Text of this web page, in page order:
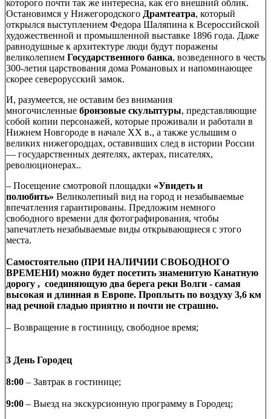
которого почти так же интересна, как его внешний облик.
Остановимся у Нижегородского Драмтеатра, который
открылся выступлением Федора Шаляпина к Всероссийской
художественной и промышленной выставке 1896 года. Даже
равнодушные к архитектуре люди будут поражены
великолепием Государственного банка, возведенного в честь
300-летия царствования дома Романовых и напоминающее
скорее северорусский замок.
И, разумеется, не оставим без внимания
многочисленные бронзовые скульптуры, представляющие
собой копии персонажей, которые проживали и работали в
Нижнем Новгороде в начале XX в., а также услышим о
великих нижегородцах, оставивших след в истории России
— государственных деятелях, актерах, писателях,
революционерах..
– Посещение смотровой площадки «Увидеть и
полюбить» Великолепный вид на город и незабываемые
впечатления гарантированы. Предложим немного
свободного времени для фотографирования, чтобы
запечатлеть незабываемые виды открывающиеся с этого
места.
Самостоятельно (ПРИ НАЛИЧИИ СВОБОДНОГО
ВРЕМЕНИ) можно будет посетить знаменитую Канатную
дорогу , соединяющую два берега реки Волги - самая
высокая и длинная в Европе. Проплыть по воздуху 3,6 км
над речной гладью приятно и почти не страшно.
– Возвращение в гостиницу, свободное время;
3 День Городец
8:00 – Завтрак в гостинице;
9:00 – Выезд на экскурсионную программу в Городец;